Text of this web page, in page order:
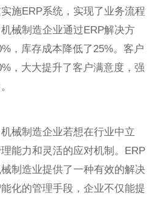
施ERP系统，实现了业务流程
械制造企业通过ERP解决方
，库存成本降低了25%。客户
，大大提升了客户满意度，强
械制造企业若想在行业中立
能力和灵活的应对机制。ERP
制造业提供了一种有效的解决
化的管理手段，企业不仅能提